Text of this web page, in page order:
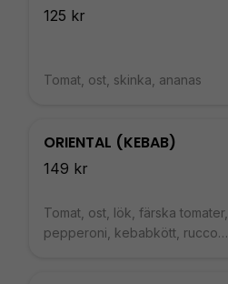
125 kr
Tomat, ost, skinka, ananas
ORIENTAL (KEBAB)
149 kr
Tomat, ost, lök, färska tomater,
pepperoni, kebabkött, ruccola